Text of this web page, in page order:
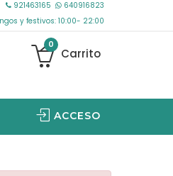
921463165
640916823
y festivos: 10:00- 22:00
0
Carrito
ACCESO